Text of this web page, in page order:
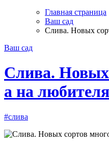
Главная страница
Ваш сад
Слива. Новых
Ваш сад
Слива. Новых
а на
#слива